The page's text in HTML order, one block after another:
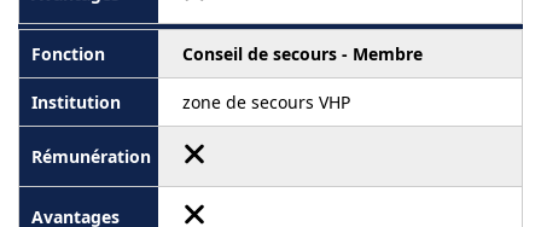
Conseil de secours - Membre
zone de secours VHP